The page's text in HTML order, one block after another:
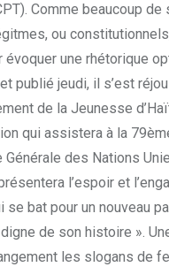
Comme beaucoup
ou
évoquer une rhétorique
publié jeudi, il s’est
de la Jeunesse
qui assistera à la
Générale des Nations
l’espoir et
se bat pour un nouveau
de son histoire ».
les slogans de